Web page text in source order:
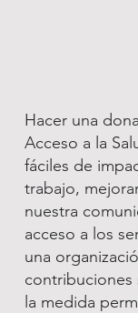
Hacer una
Acceso a la
fáciles de
trabajo,
nuestra
acceso a los
una
contribuciones
la medida